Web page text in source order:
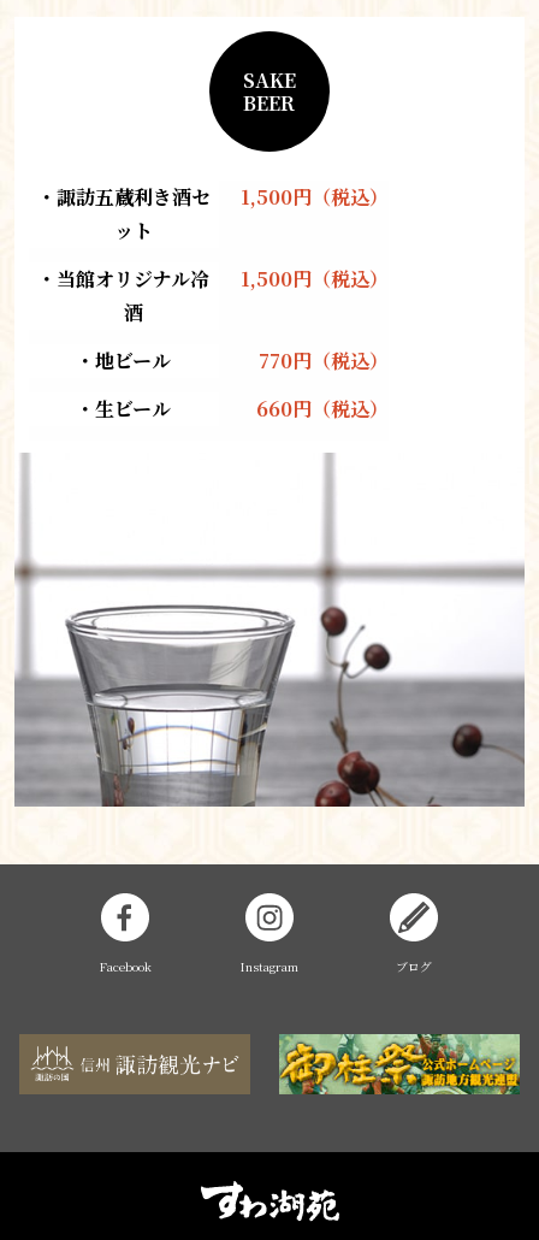
SAKE
BEER
・諏訪五蔵利き酒セ
ット
1,500円（税込）
・当館オリジナル冷
酒
1,500円（税込）
・地ビール
770円（税込）
・生ビール
660円（税込）
Facebook Instagram ブログ